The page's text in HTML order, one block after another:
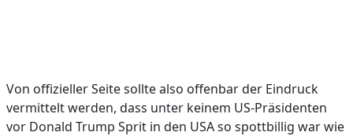
Von offizieller Seite sollte also offenbar der Eindruck
vermittelt werden, dass unter keinem US-Präsidenten
vor Donald Trump Sprit in den USA so spottbillig war wie